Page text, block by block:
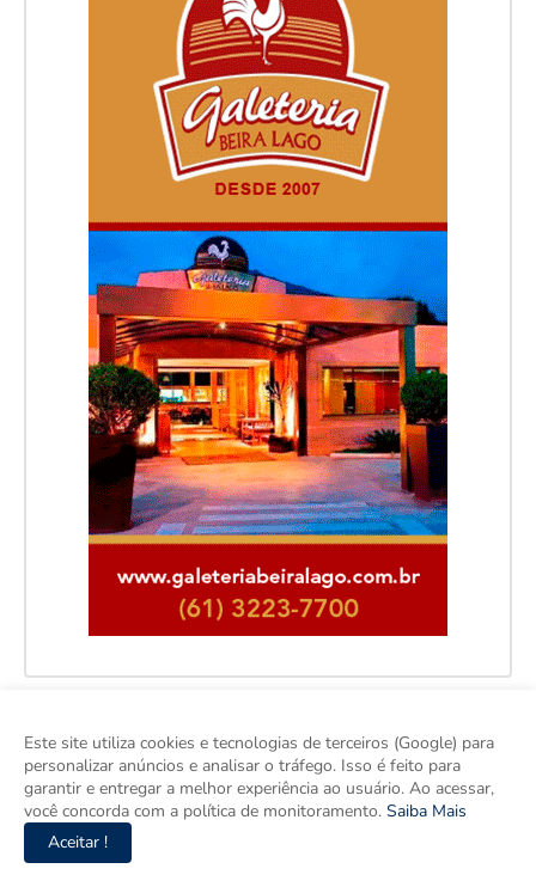
Este site utiliza cookies e tecnologias de terceiros (Google) para
personalizar anúncios e analisar o tráfego. Isso é feito para
garantir e entregar a melhor experiência ao usuário. Ao acessar,
você concorda com a política de monitoramento. Saiba Mais
Aceitar !